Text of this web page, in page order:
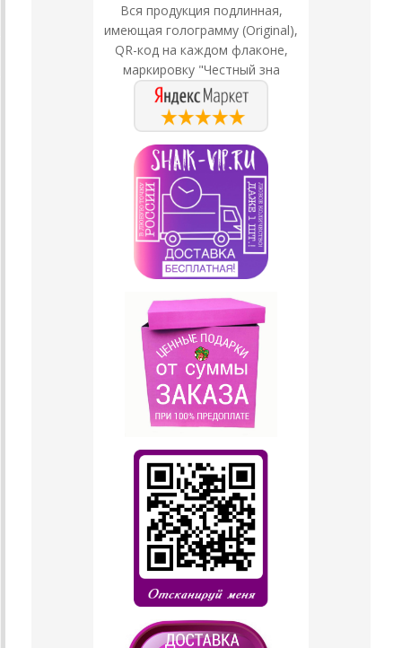
Вся продукция подлинная,
имеющая голограмму (Original),
QR-код на каждом флаконе,
маркировку "Честный зна